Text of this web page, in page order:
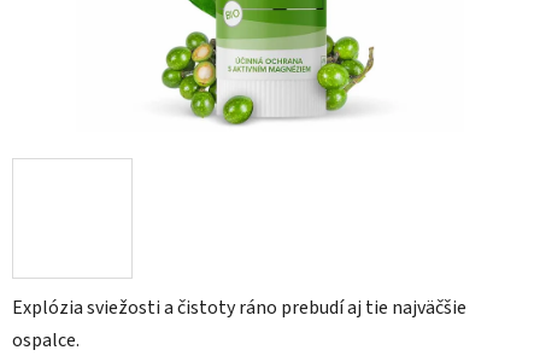
Explózia sviežosti a čistoty ráno prebudí aj tie najväčšie
ospalce.